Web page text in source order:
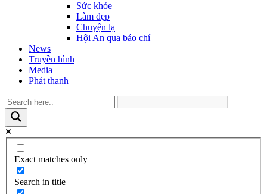
Sức khỏe
Làm đẹp
Chuyện lạ
Hội An qua báo chí
News
Truyền hình
Media
Phát thanh
Exact matches only
Search in title